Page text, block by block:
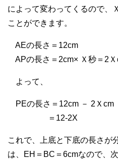
によって変わってくるので、
ことができます。
AEの長さ＝12cm
APの長さ＝2cm× Ｘ秒＝2
よって、
PEの長さ＝12cm － 2Ｘcm
＝12-2X
これで、上底と下底の長さが
は、EH＝BC＝6cmなので、